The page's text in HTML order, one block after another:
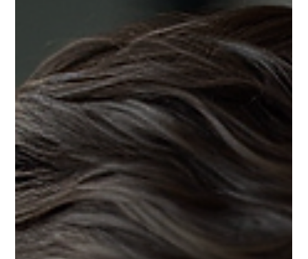
Was ich aber nicht erwartet hatte, war, wie schnell mir das
enorme Potenzial dieser Stadt bewusst werden würde – für
Unternehmer, Investoren und globale Unternehmen
gleichermaßen. Cambridge ist mehr als nur eine
Universitätsstadt. Sie ist ein florierendes Ökosystem, in dem
Wissenschaft, Technologie und Wirtschaft aufeinandertreffen.
Mit über 5.000 innov